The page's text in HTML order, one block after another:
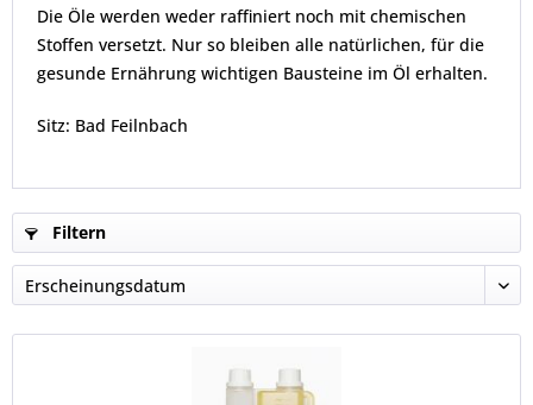
Die Öle werden weder raffiniert noch mit chemischen
Stoffen versetzt. Nur so bleiben alle natürlichen, für die
gesunde Ernährung wichtigen Bausteine im Öl erhalten.
Sitz: Bad Feilnbach
Filtern